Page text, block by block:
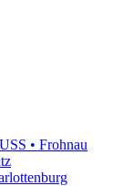
• Frohnau